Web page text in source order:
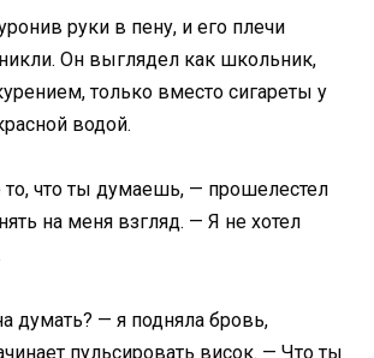
руки в пену, и его плечи
Он выглядел как школьник,
только вместо сигареты у
водой.
то, что ты думаешь, — прошелестел
на меня взгляд. — Я не хотел
думать? — я подняла бровь,
пульсировать висок. — Что ты